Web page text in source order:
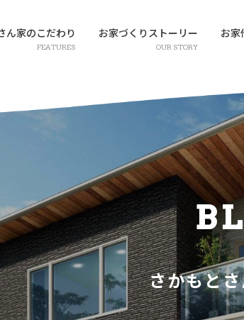
ん家のこだわり
FEATURES
お家づくりストーリー
OUR STORY
お家
さかもと